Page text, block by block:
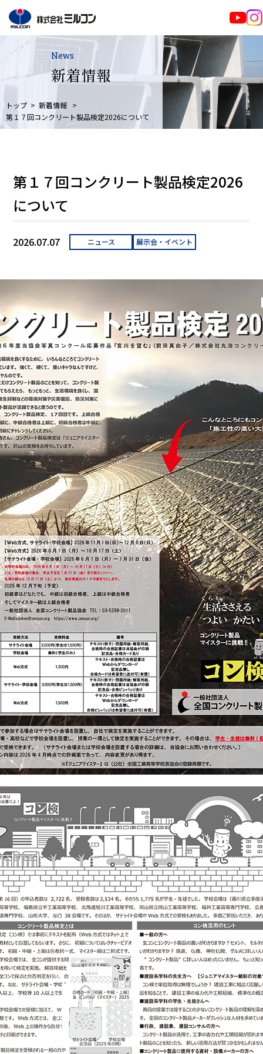
News
新着情報
トップ
新着情報
第１７回コンクリート製品検定2026について
第１７回コンクリート製品検定2026
について
2026.07.07 ニュース 展示会・イベント